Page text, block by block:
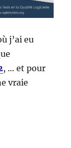
j’ai eu
, … et pour
vraie